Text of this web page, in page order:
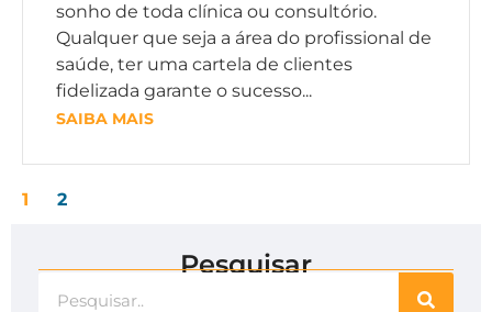
sonho de toda clínica ou consultório.
Qualquer que seja a área do profissional de
saúde, ter uma cartela de clientes
fidelizada garante o sucesso...
SAIBA MAIS
1 2
Pesquisar